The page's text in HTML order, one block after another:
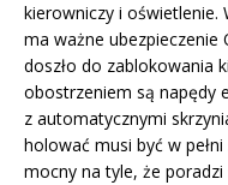
kierowniczy i
ma ważne ubezpieczenie
doszło do zablokowania
obostrzeniem są napędy
z automatycznymi
holować musi być w
mocny na tyle, że